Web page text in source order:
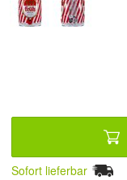
Sofort lieferbar